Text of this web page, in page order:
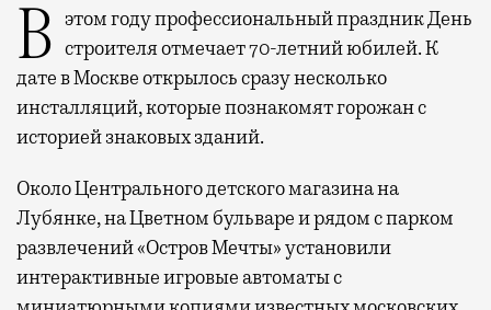
В этом году профессиональный праздник День строителя отмечает 70-летний юбилей. К
дате в Москве открылось сразу несколько
инсталляций, которые познакомят горожан с
историей знаковых зданий.
Около Центрального детского магазина на
Лубянке, на Цветном бульваре и рядом с парком
развлечений «Остров Мечты» установили
интерактивные игровые автоматы с